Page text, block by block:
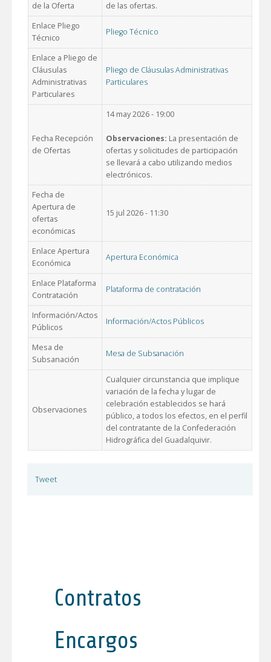
de la Oferta
de las ofertas.
Enlace Pliego
Técnico
Pliego Técnico
Enlace a Pliego de
Cláusulas
Administrativas
Particulares
Pliego de Cláusulas Administrativas
Particulares
Fecha Recepción
de Ofertas
14 may 2026 - 19:00
Observaciones: La presentación de
ofertas y solicitudes de participación
se llevará a cabo utilizando medios
electrónicos.
Fecha de
Apertura de
ofertas
económicas
15 jul 2026 - 11:30
Enlace Apertura
Económica
Apertura Económica
Enlace Plataforma
Contratación
Plataforma de contratación
Información/Actos
Públicos
Información/Actos Públicos
Mesa de
Subsanación
Mesa de Subsanación
Observaciones
Cualquier circunstancia que implique
variación de la fecha y lugar de
celebración establecidos se hará
público, a todos los efectos, en el perfil
del contratante de la Confederación
Hidrográfica del Guadalquivir.
Tweet
Contratos
Encargos